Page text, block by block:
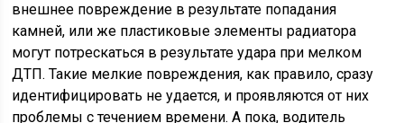
внешнее повреждение в результате попадания
камней, или же пластиковые элементы радиатора
могут потрескаться в результате удара при мелком
ДТП. Такие мелкие повреждения, как правило, сразу
идентифицировать не удается, и проявляются от них
проблемы с течением времени. А пока, водитель